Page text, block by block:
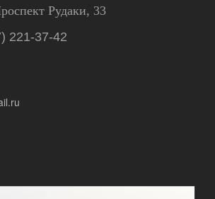
Рудаки, 33
221-37-42